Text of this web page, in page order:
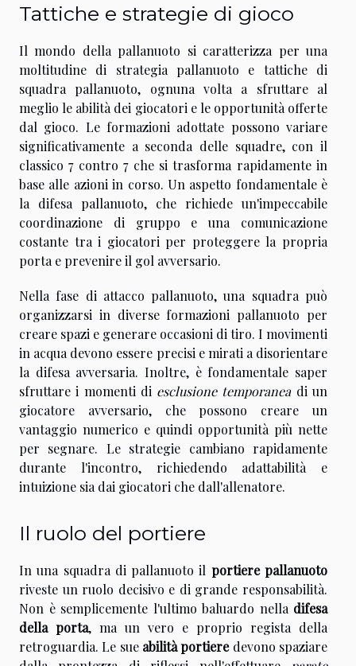
Tattiche e strategie di gioco
Il mondo della pallanuoto si caratterizza per una
moltitudine di strategia pallanuoto e tattiche di
squadra pallanuoto, ognuna volta a sfruttare al
meglio le abilità dei giocatori e le opportunità offerte
dal gioco. Le formazioni adottate possono variare
significativamente a seconda delle squadre, con il
classico 7 contro 7 che si trasforma rapidamente in
base alle azioni in corso. Un aspetto fondamentale è
la difesa pallanuoto, che richiede un'impeccabile
coordinazione di gruppo e una comunicazione
costante tra i giocatori per proteggere la propria
porta e prevenire il gol avversario.
Nella fase di attacco pallanuoto, una squadra può
organizzarsi in diverse formazioni pallanuoto per
creare spazi e generare occasioni di tiro. I movimenti
in acqua devono essere precisi e mirati a disorientare
la difesa avversaria. Inoltre, è fondamentale saper
sfruttare i momenti di esclusione temporanea di un
giocatore avversario, che possono creare un
vantaggio numerico e quindi opportunità più nette
per segnare. Le strategie cambiano rapidamente
durante l'incontro, richiedendo adattabilità e
intuizione sia dai giocatori che dall'allenatore.
Il ruolo del portiere
In una squadra di pallanuoto il portiere pallanuoto
riveste un ruolo decisivo e di grande responsabilità.
Non è semplicemente l'ultimo baluardo nella difesa
della porta, ma un vero e proprio regista della
retroguardia. Le sue abilità portieredevono spaziare